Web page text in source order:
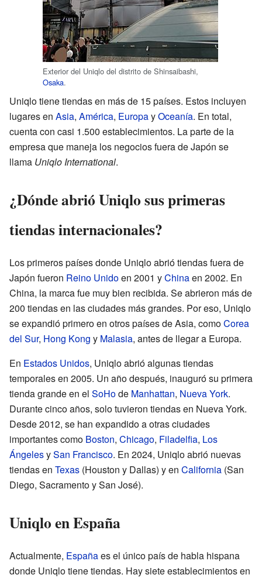
Exterior del Uniqlo del distrito de Shinsaibashi,
Osaka.
Uniqlo tiene tiendas en más de 15 países. Estos incluyen
lugares en Asia, América, EuropayOceanía. En total,
cuenta con casi 1.500 establecimientos. La parte de la
empresa que maneja los negocios fuera de Japón se
llama Uniqlo International.
¿Dónde abrió Uniqlo sus primeras
tiendas internacionales?
Los primeros países donde Uniqlo abrió tiendas fuera de
Japón fueron Reino Unidoen 2001 yChinaen 2002. En
China, la marca fue muy bien recibida. Se abrieron más de
200 tiendas en las ciudades más grandes. Por eso, Uniqlo
se expandió primero en otros países de Asia, comoCorea
del Sur, Hong Kong y Malasia, antes de llegar a Europa.
En Estados Unidos, Uniqlo abrió algunas tiendas
temporales en 2005. Un año después, inauguró su primera
tienda grande en el SoHode Manhattan, Nueva York.
Durante cinco años, solo tuvieron tiendas en Nueva York.
Desde 2012, se han expandido a otras ciudades
importantes como Boston, Chicago, Filadelfia, Los
ÁngelesySan Francisco. En 2024, Uniqlo abrió nuevas
tiendas en Texas (Houston y Dallas) y en California (San
Diego, Sacramento y San José).
Uniqlo en España
Actualmente, Españaes el único país de habla hispana
donde Uniqlo tiene tiendas. Hay siete establecimientos en